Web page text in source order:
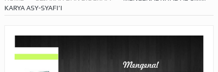
MIMPI YANG DIABAIKAN MENJELANG PERANG BADAR
SEBELUM TIBA SAAT WAJIB?
KARYA ASY-SYAFI’I